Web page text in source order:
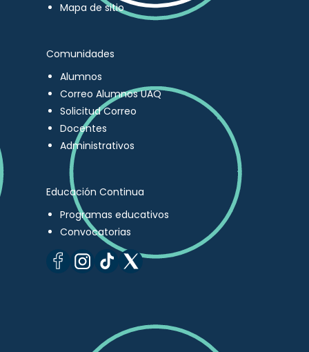
Mapa de sitio
Comunidades
Alumnos
Correo Alumnos UAQ
Solicitud Correo
Docentes
Administrativos
Educación Continua
Programas educativos
Convocatorias